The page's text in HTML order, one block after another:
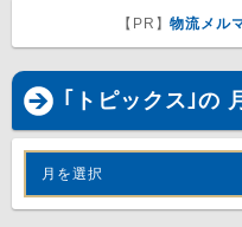
【PR】物流メル
｢トピックス｣の
月を選択